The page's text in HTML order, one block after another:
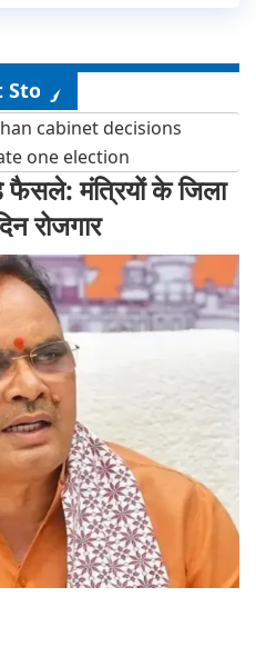
Story
cabinet decisions
one election
मंत्रियों के जिला
रोजगार